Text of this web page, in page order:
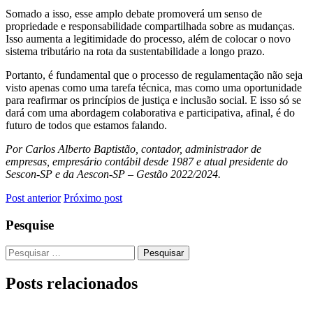
Somado a isso, esse amplo debate promoverá um senso de
propriedade e responsabilidade compartilhada sobre as mudanças.
Isso aumenta a legitimidade do processo, além de colocar o novo
sistema tributário na rota da sustentabilidade a longo prazo.
Portanto, é fundamental que o processo de regulamentação não seja
visto apenas como uma tarefa técnica, mas como uma oportunidade
para reafirmar os princípios de justiça e inclusão social. E isso só se
dará com uma abordagem colaborativa e participativa, afinal, é do
futuro de todos que estamos falando.
Por Carlos Alberto Baptistão, contador, administrador de
empresas, empresário contábil desde 1987 e atual presidente do
Sescon-SP e da Aescon-SP – Gestão 2022/2024.
Post anterior Próximo post
Pesquise
Pesquisar
por:
Posts relacionados